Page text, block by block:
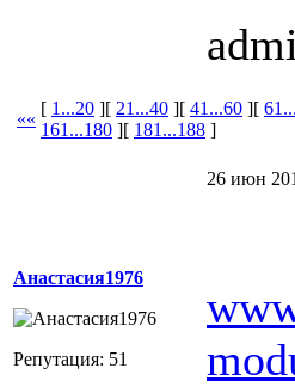
««
[ 1...20 ][ 21...40 ][ 41...60 ][
161...180 ][ 181...188 ]
Анастасия1976
Репутация: 51
26 июн